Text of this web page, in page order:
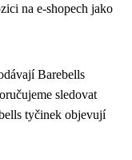
na e-shopech jako
Barebells
sledovat
tyčinek objevují